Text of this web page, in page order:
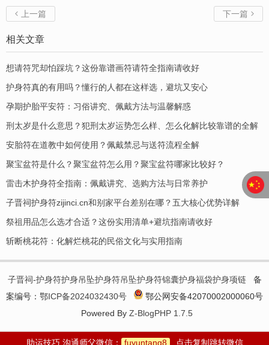
 上一篇 下一篇 
相关文章
想请符咒却怕踩坑？这份靠谱画符请符全指南请收好
护身符真的有用吗？懂行的人都在这样选，避坑又安心
孕期护胎平安符：习俗讲究、佩戴方法与温馨解惑
刑太岁是什么意思？犯刑太岁运势怎么样、怎么化解比较靠谱的全解
安胎符在道教中如何使用？佩戴禁忌与送符流程全解
聚宝盆符是什么？聚宝盆符怎么用？聚宝盆符哪家比较好？
​雷击木护身符全指南：佩戴讲究、选购方法与日常养护
子晋祠护身符zijinci.cn和别家平台差别在哪？五大核心优势详解
祭祖用品怎么选才合适？这份实用清单+避坑指南请收好
斩断桃花符：化解烂桃花的民俗文化与实用指南
子晋祠-护身符护身吊坠护身符吊坠护身符锦囊护身福袋护身项链备
案编号： 鄂ICP备2024032430号
鄂公网安备42070002000060号
Powered By Z-BlogPHP 1.7.5
助运技巧 沟通师父微信： fuyuntang8 点击复制跳转微信